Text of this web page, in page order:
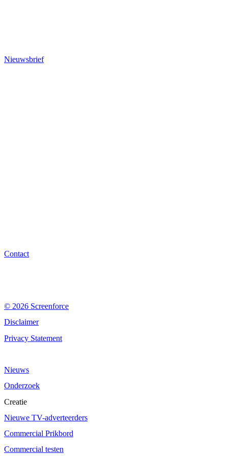
Nieuwsbrief
Contact
© 2026 Screenforce
Disclaimer
Privacy Statement
Nieuws
Onderzoek
Creatie
Nieuwe TV-adverteerders
Commercial Prikbord
Commercial testen